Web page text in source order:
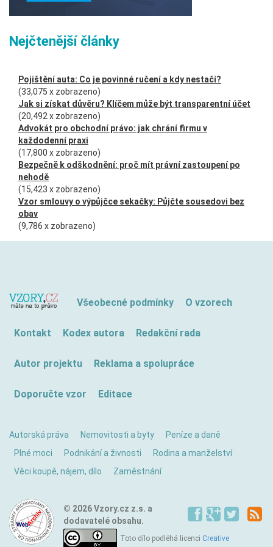
Nejčtenější články
Pojištění auta: Co je povinné ručení a kdy nestačí?
(33,075 x zobrazeno)
Jak si získat důvěru? Klíčem může být transparentní účet
(20,492 x zobrazeno)
Advokát pro obchodní právo: jak chrání firmu v
každodenní praxi
(17,800 x zobrazeno)
Bezpečně k odškodnění: proč mít právní zastoupení po
nehodě
(15,423 x zobrazeno)
Vzor smlouvy o výpůjčce sekačky: Půjčte sousedovi bez
obav
(9,786 x zobrazeno)
Všeobecné podmínky O vzorech
Kontakt Kodex autora Redakční rada
Autor projektu Reklama a spolupráce
Doporučte vzor Editace
Autorská práva Nemovitosti a byty
Peníze a daně
Plné moci
Podnikání a živnosti
Rodina a manželství
Věci koupě, nájem, dílo
Zaměstnání
© 2026 Vzory.cz z.s. a
dodavatelé obsahu.
Toto dílo podléhá licenci Creative